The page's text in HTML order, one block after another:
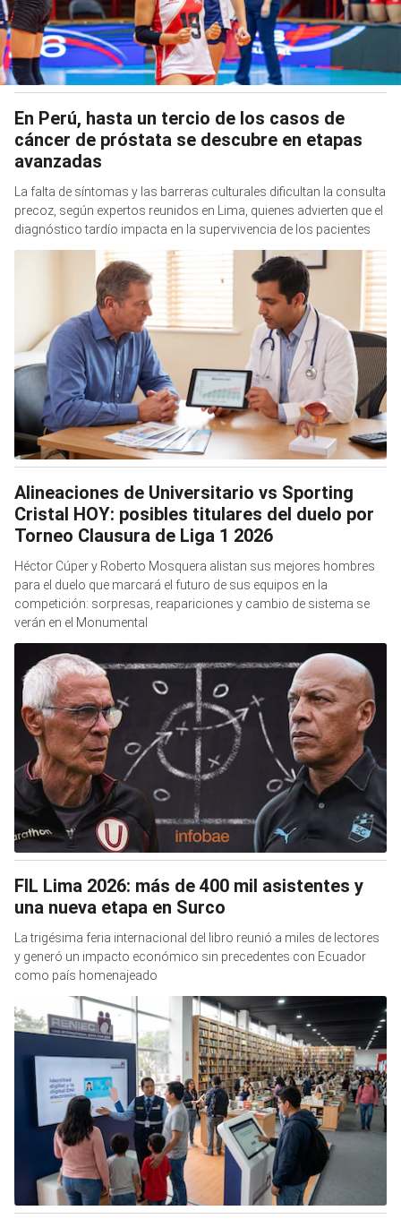
En Perú, hasta un tercio de los casos de
cáncer de próstata se descubre en etapas
avanzadas
La falta de síntomas y las barreras culturales dificultan la consulta
precoz, según expertos reunidos en Lima, quienes advierten que el
diagnóstico tardío impacta en la supervivencia de los pacientes
Alineaciones de Universitario vs Sporting
Cristal HOY: posibles titulares del duelo por
Torneo Clausura de Liga 1 2026
Héctor Cúper y Roberto Mosquera alistan sus mejores hombres
para el duelo que marcará el futuro de sus equipos en la
competición: sorpresas, reapariciones y cambio de sistema se
verán en el Monumental
FIL Lima 2026: más de 400 mil asistentes y
una nueva etapa en Surco
La trigésima feria internacional del libro reunió a miles de lectores
y generó un impacto económico sin precedentes con Ecuador
como país homenajeado